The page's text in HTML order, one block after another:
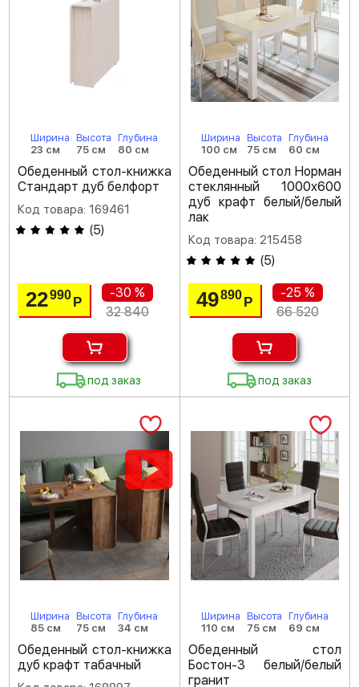
Ширина
23 см
Высота
75 см
Глубина
80 см
Обеденный стол-книжка
Стандарт дуб белфорт
Код товара: 169461
(5)
22990Р
-30 %
32 840
под заказ
Ширина
100 см
Высота
75 см
Глубина
60 см
Обеденный стол Норман
стеклянный 1000х600
дуб крафт белый/белый
лак
Код товара: 215458
(5)
49890 Р
-25 %
66 520
под заказ
Ширина
85 см
Высота
75 см
Глубина
34 см
Обеденный стол-книжка
дуб крафт табачный
Ширина
110 см
Высота
75 см
Глубина
69 см
Обеденный стол
Бостон-3 белый/белый
гранит